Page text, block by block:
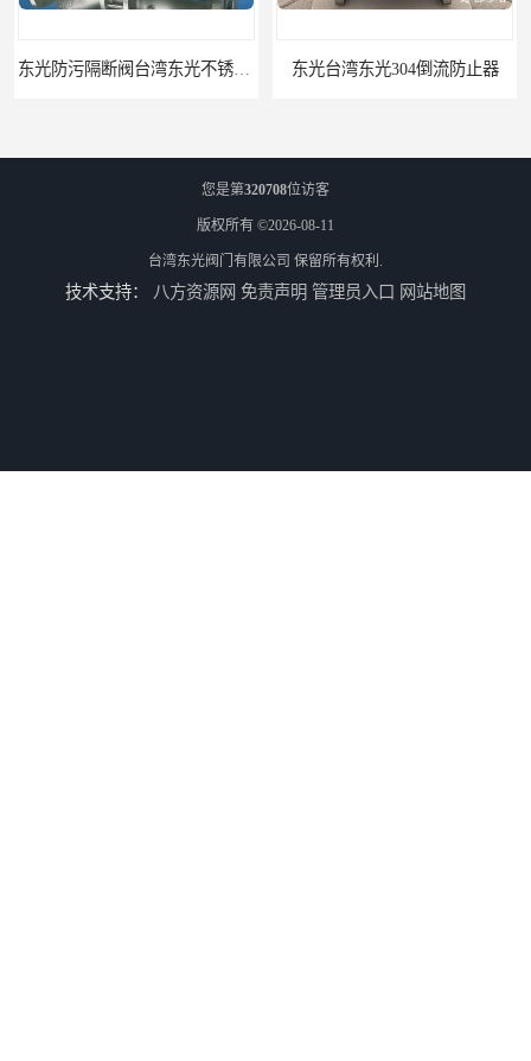
东光台湾东光304倒流防止器 东光台湾东光304橡胶瓣止回阀
您是第320708位访客
版权所有 ©2026-08-11
台湾东光阀门有限公司 保留所有权利.
技术支持： 八方资源网 免责声明 管理员入口 网站地图